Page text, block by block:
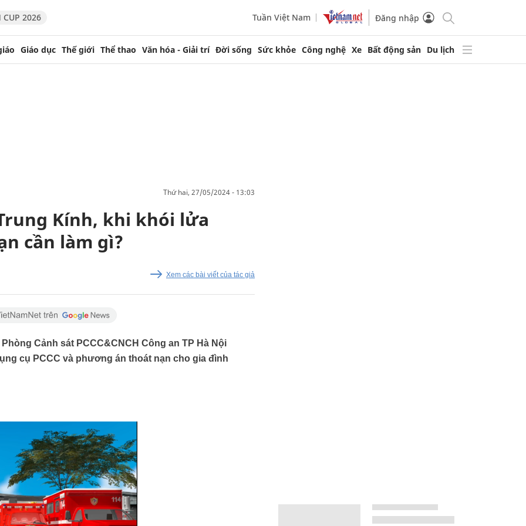
CUP 2026 Tuần Việt Nam Đăng nhập
Giáo dục Thế giới Thể thao Văn hóa - Giải trí Đời sống Sức khỏe Công nghệ Xe Bất động sản Du lịch
thứ hai, 27/05/2024 - 13:03
Kính, khi khói lửa
cần làm gì?
Xem các bài viết của tác giả
Cảnh sát PCCC&CNCH Công an TP Hà Nội
cụ PCCC và phương án thoát nạn cho gia đình